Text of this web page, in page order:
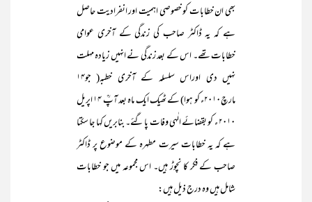
بھی ان خطابات کو خصوصی اہمیت اور انفرادیت حاصل
ہے کہ یہ ڈاکٹر صاحب کی زندگی کے آخری عوامی
خطابات تھے۔ اس کے بعد زندگی نے انہیں زیادہ مہلت
نہیں دی اوراس سلسلہ کے آخری خطبہ( جو۱۴
مارچ۲۰۱۰ء کو ہوا) کے ٹھیک ایک ماہ بعد آپؒ ۱۴ اپریل
۲۰۱۰ ء کو بقضائے الٰہی وفات پا گئے۔ بنابریں کہا جا سکتا
ہے کہ یہ خطابات سیرت مطہرہ کے موضوع پر ڈاکٹر
صاحب کے فکر کا نچوڑ ہیں۔ اس مجموعہ میں جو خطابات
شامل ہیں وہ درج ذیل ہیں: